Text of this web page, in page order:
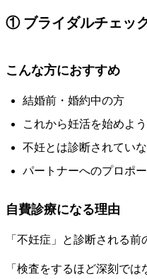
① ブライダルチェッ
こんな方におすすめ
結婚前・婚約中の方
これから妊活を始めよ
不妊とは診断されてい
パートナーへのプロポ
自費診療になる理由
「不妊症」と診断される前
「検査をするほど深刻で